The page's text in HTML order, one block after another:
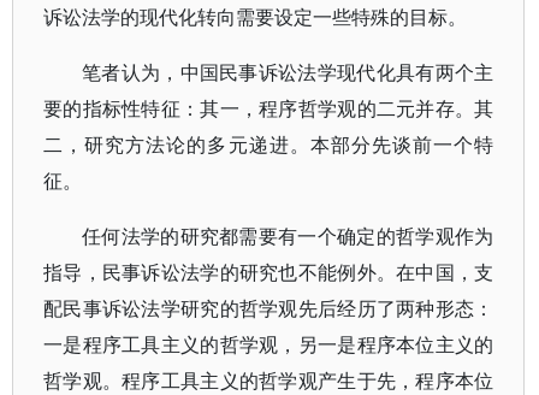
诉讼法学的现代化转向需要设定一些特殊的目标。
笔者认为，中国民事诉讼法学现代化具有两个主
要的指标性特征：其一，程序哲学观的二元并存。其
二，研究方法论的多元递进。本部分先谈前一个特
征。
任何法学的研究都需要有一个确定的哲学观作为
指导，民事诉讼法学的研究也不能例外。在中国，支
配民事诉讼法学研究的哲学观先后经历了两种形态：
一是程序工具主义的哲学观，另一是程序本位主义的
哲学观。程序工具主义的哲学观产生于先，程序本位